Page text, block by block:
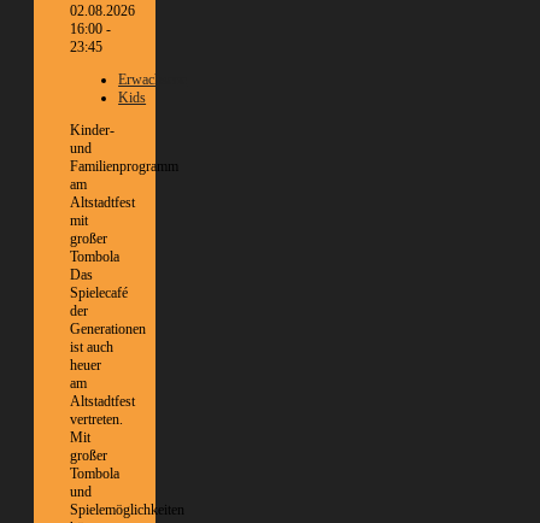
02.08.2026
16:00 -
23:45
Erwachsene
Kids
Kinder-
und
Familienprogramm
am
Altstadtfest
mit
großer
Tombola
Das
Spielecafé
der
Generationen
ist auch
heuer
am
Altstadtfest
vertreten.
Mit
großer
Tombola
und
Spielemöglichkeiten